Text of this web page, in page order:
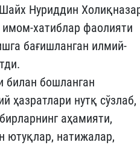
Нуриддин
хатиблар фаолияти
бағишланган илмий-
билан бошланган
ҳазратлари нутқ сўзлаб,
аҳамияти,
ютуқлар, натижалар,